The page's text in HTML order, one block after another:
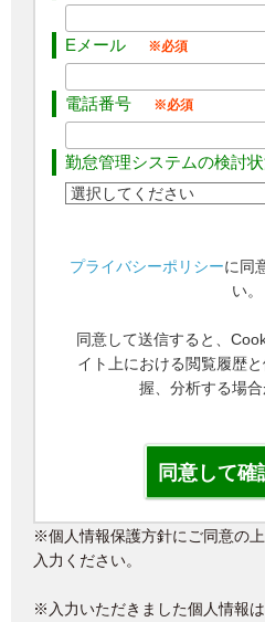
Eメール
電話番号
勤怠管理システムの検討状
プライバシーポリシーに同
い。
同意して送信すると、
イト上における閲覧履歴
握、分析する場合
※個人情報保護方針にご同意の
入力ください。
※入力いただきました個人情報